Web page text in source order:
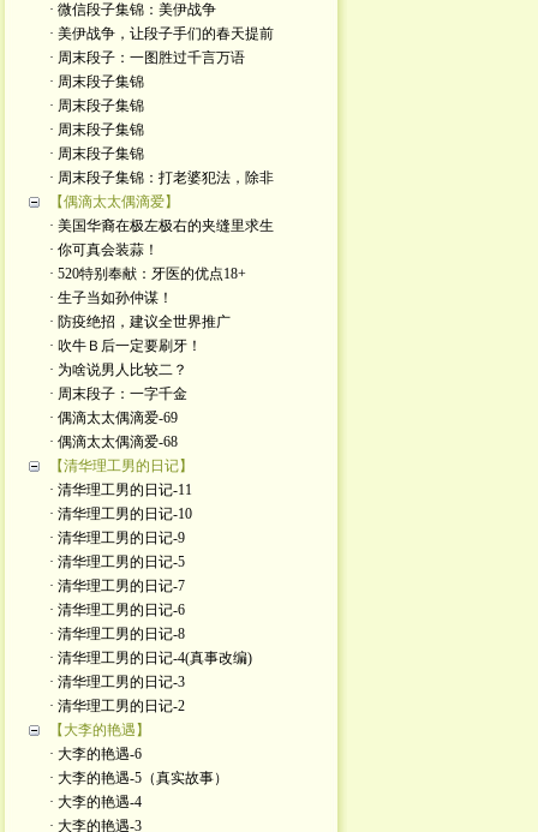
· 微信段子集锦：美伊战争
· 美伊战争，让段子手们的春天提前
· 周末段子：一图胜过千言万语
· 周末段子集锦
· 周末段子集锦
· 周末段子集锦
· 周末段子集锦
· 周末段子集锦：打老婆犯法，除非
【偶滴太太偶滴爱】
· 美国华裔在极左极右的夹缝里求生
· 你可真会装蒜！
· 520特别奉献：牙医的优点18+
· 生子当如孙仲谋！
· 防疫绝招，建议全世界推广
· 吹牛Ｂ后一定要刷牙！
· 为啥说男人比较二？
· 周末段子：一字千金
· 偶滴太太偶滴爱-69
· 偶滴太太偶滴爱-68
【清华理工男的日记】
· 清华理工男的日记-11
· 清华理工男的日记-10
· 清华理工男的日记-9
· 清华理工男的日记-5
· 清华理工男的日记-7
· 清华理工男的日记-6
· 清华理工男的日记-8
· 清华理工男的日记-4(真事改编)
· 清华理工男的日记-3
· 清华理工男的日记-2
【大李的艳遇】
· 大李的艳遇-6
· 大李的艳遇-5（真实故事）
· 大李的艳遇-4
· 大李的艳遇-3